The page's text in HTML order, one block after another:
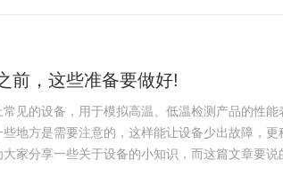
前，这些准备要做好!
的设备，用于模拟高温、低温检测产品的性能
地方是需要注意的，这样能让设备少出故障，
家分享一些关于设备的小知识，而这篇文章要说